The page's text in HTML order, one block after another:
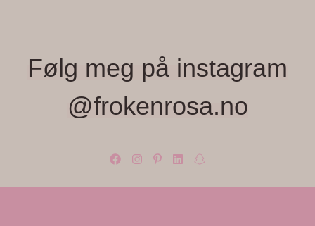
Følg meg på instagram
@frokenrosa.no